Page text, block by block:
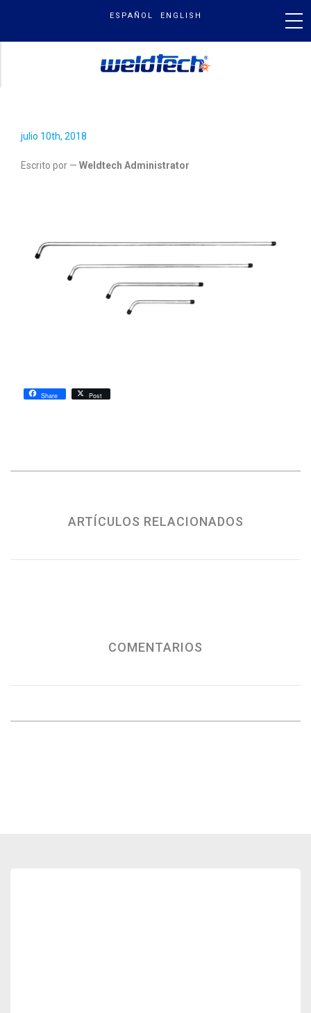
ESPAÑOL ENGLISH
BUSCAR
julio 10th, 2018
Escrito por — Weldtech Administrator
Share Post
ARTÍCULOS RELACIONADOS
COMENTARIOS